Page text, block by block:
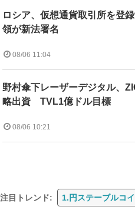
ロシア、仮想通貨取引所を登
領が新法署名
08/06 11:04
野村傘下レーザーデジタル、
略出資 TVL1億ドル目標
08/06 10:21
注目トレンド: 1.円ステーブルコ